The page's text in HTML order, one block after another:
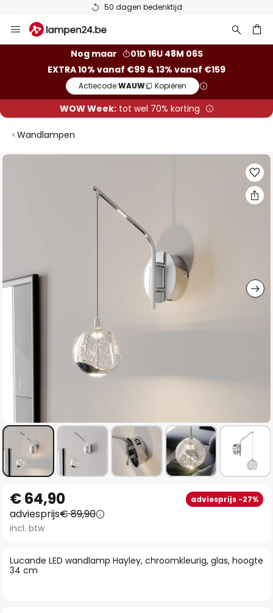
50 dagen bedenktijd
naar
Nog maar
01D 16U 48M 05S
EXTRA 10% vanaf €99 & 13% vanaf €159
Actiecode:WAUW Kopiëren
WOW Week:tot wel 70% korting
Wandlampen
Ga
naar
het
begin
de
afbeeldingen-
Lucande LED wandlamp Hayley, chroomkleurig, glas, hoogte
34 cm
€ 64,90 adviesprijs -27%
adviesprijs€ 89,90
incl. btw